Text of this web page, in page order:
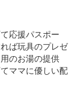
応援パスポー
ば玩具のプレゼ
のお湯の提供
ママに優しい配